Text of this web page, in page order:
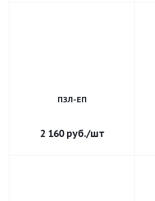
ПЗЛ-ЕП
2 160руб./шт